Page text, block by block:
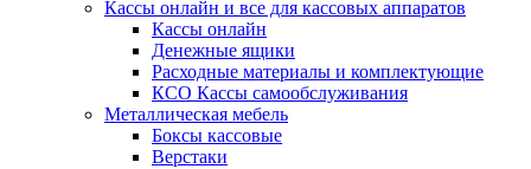
Кассы онлайн и все для кассовых аппаратов
Кассы онлайн
Денежные ящики
Расходные материалы и комплектующие
КСО Кассы самообслуживания
Металлическая мебель
Боксы кассовые
Верстаки